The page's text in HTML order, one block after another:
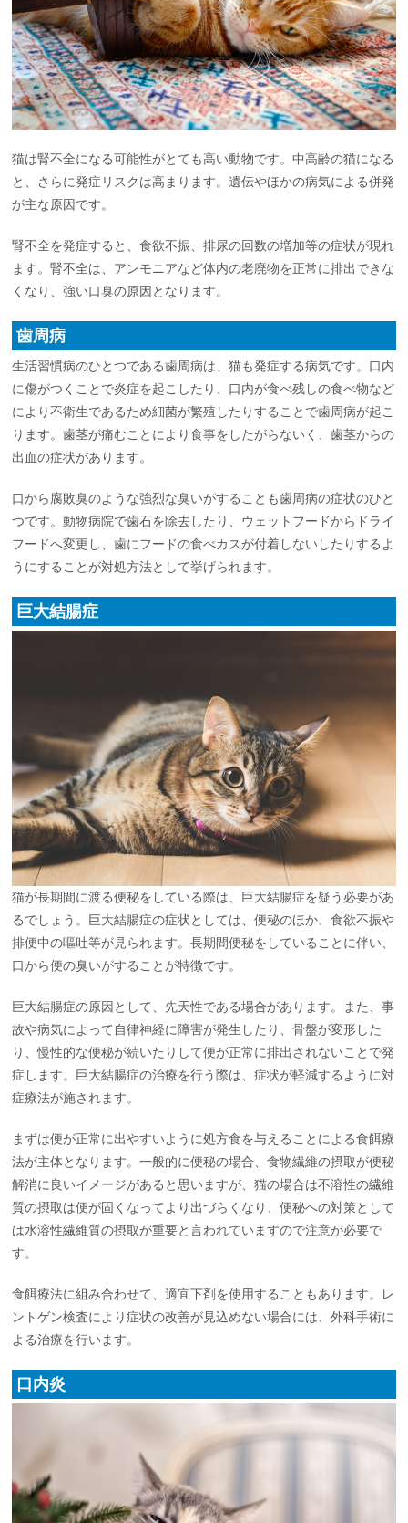
猫は腎不全になる可能性がとても高い動物です。中高齢の猫になる
と、さらに発症リスクは高まります。遺伝やほかの病気による併発
が主な原因です。
腎不全を発症すると、食欲不振、排尿の回数の増加等の症状が現れ
ます。腎不全は、アンモニアなど体内の老廃物を正常に排出できな
くなり、強い口臭の原因となります。
歯周病
生活習慣病のひとつである歯周病は、猫も発症する病気です。口内
に傷がつくことで炎症を起こしたり、口内が食べ残しの食べ物など
により不衛生であるため細菌が繁殖したりすることで歯周病が起こ
ります。歯茎が痛むことにより食事をしたがらないく、歯茎からの
出血の症状があります。
口から腐敗臭のような強烈な臭いがすることも歯周病の症状のひと
つです。動物病院で歯石を除去したり、ウェットフードからドライ
フードへ変更し、歯にフードの食べカスが付着しないしたりするよ
うにすることが対処方法として挙げられます。
巨大結腸症
猫が長期間に渡る便秘をしている際は、巨大結腸症を疑う必要があ
るでしょう。巨大結腸症の症状としては、便秘のほか、食欲不振や
排便中の嘔吐等が見られます。長期間便秘をしていることに伴い、
口から便の臭いがすることが特徴です。
巨大結腸症の原因として、先天性である場合があります。また、事
故や病気によって自律神経に障害が発生したり、骨盤が変形した
り、慢性的な便秘が続いたりして便が正常に排出されないことで発
症します。巨大結腸症の治療を行う際は、症状が軽減するように対
症療法が施されます。
まずは便が正常に出やすいように処方食を与えることによる食餌療
法が主体となります。一般的に便秘の場合、食物繊維の摂取が便秘
解消に良いイメージがあると思いますが、猫の場合は不溶性の繊維
質の摂取は便が固くなってより出づらくなり、便秘への対策として
は水溶性繊維質の摂取が重要と言われていますので注意が必要で
す。
食餌療法に組み合わせて、適宜下剤を使用することもあります。レ
ントゲン検査により症状の改善が見込めない場合には、外科手術に
よる治療を行います。
口内炎